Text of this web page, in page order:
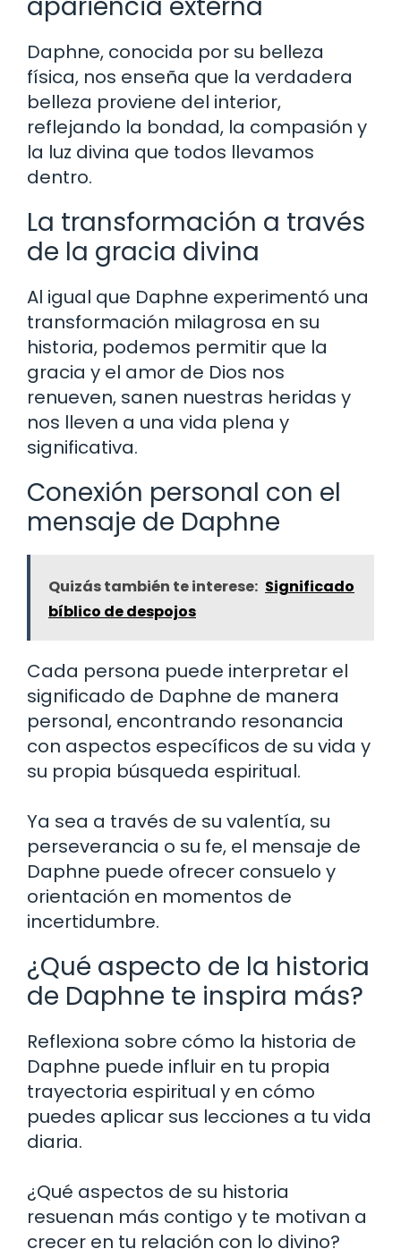
Daphne, conocida por su belleza
física, nos enseña que la verdadera
belleza proviene del interior,
reflejando la bondad, la compasión y
la luz divina que todos llevamos
dentro.
La transformación a través
de la gracia divina
Al igual que Daphne experimentó una
transformación milagrosa en su
historia, podemos permitir que la
gracia y el amor de Dios nos
renueven, sanen nuestras heridas y
nos lleven a una vida plena y
significativa.
Conexión personal con el
mensaje de Daphne
Quizás también te interese: Significado
bíblico de despojos
Cada persona puede interpretar el
significado de Daphne de manera
personal, encontrando resonancia
con aspectos específicos de su vida y
su propia búsqueda espiritual.
Ya sea a través de su valentía, su
perseverancia o su fe, el mensaje de
Daphne puede ofrecer consuelo y
orientación en momentos de
incertidumbre.
¿Qué aspecto de la historia
de Daphne te inspira más?
Reflexiona sobre cómo la historia de
Daphne puede influir en tu propia
trayectoria espiritual y en cómo
puedes aplicar sus lecciones a tu vida
diaria.
¿Qué aspectos de su historia
resuenan más contigo y te motivan a
crecer en tu relación con lo divino?